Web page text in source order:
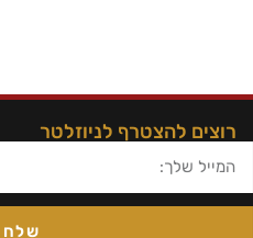
רוצים להצטרף לניוזלטר
שלח